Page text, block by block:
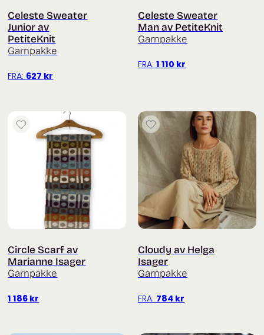
Celeste Sweater
Junior av
PetiteKnit
Garnpakke
FRA: 627 kr
Celeste Sweater
Man av PetiteKnit
Garnpakke
FRA: 1 110 kr
Circle Scarf av
Marianne Isager
Garnpakke
1 186 kr
Cloudy av Helga
Isager
Garnpakke
FRA: 784 kr